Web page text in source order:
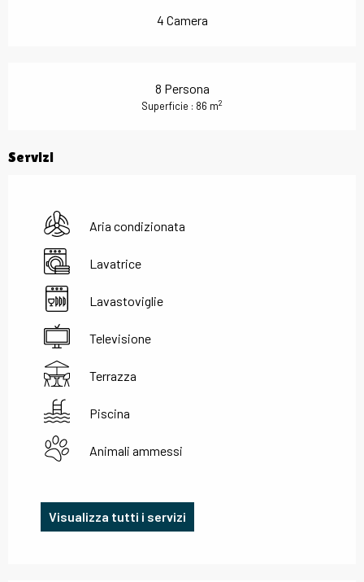
4 Camera
8 Persona
Superficie : 86 m2
Servizi
Aria condizionata
Lavatrice
Lavastoviglie
Televisione
Terrazza
Piscina
Animali ammessi
Visualizza tutti i servizi